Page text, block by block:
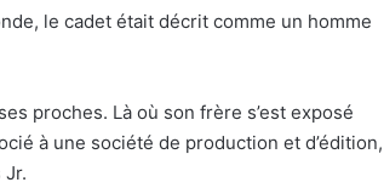
le cadet était décrit comme un homme
proches. Là où son frère s’est exposé
à une société de production et d’édition,
Jr.